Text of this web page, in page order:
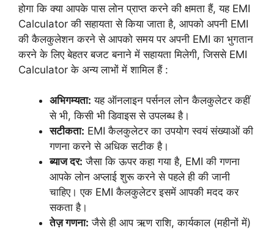
होगा कि क्या आपके पास लोन प्राप्त करने की क्षमता हैं, यह EMI
Calculator की सहायता से किया जाता है, आपको अपनी EMI
की कैलकुलेशन करने से आपको समय पर अपनी EMI का भुगतान
करने के लिए बेहतर बजट बनाने में सहायता मिलेगी, जिससे EMI
Calculator के अन्य लाभों में शामिल हैं :
अभिगम्यता: यह ऑनलाइन पर्सनल लोन कैलकुलेटर कहीं
से भी, किसी भी डिवाइस से उपलब्ध है।
सटीकता: EMI कैलकुलेटर का उपयोग स्वयं संख्याओं की
गणना करने से अधिक सटीक है।
ब्याज दर: जैसा कि ऊपर कहा गया है, EMI की गणना
आपके लोन अप्लाई शुरू करने से पहले ही की जानी
चाहिए। एक EMI कैलकुलेटर इसमें आपकी मदद कर
सकता है।
तेज़ गणना: जैसे ही आप ऋण राशि, कार्यकाल (महीनों में)